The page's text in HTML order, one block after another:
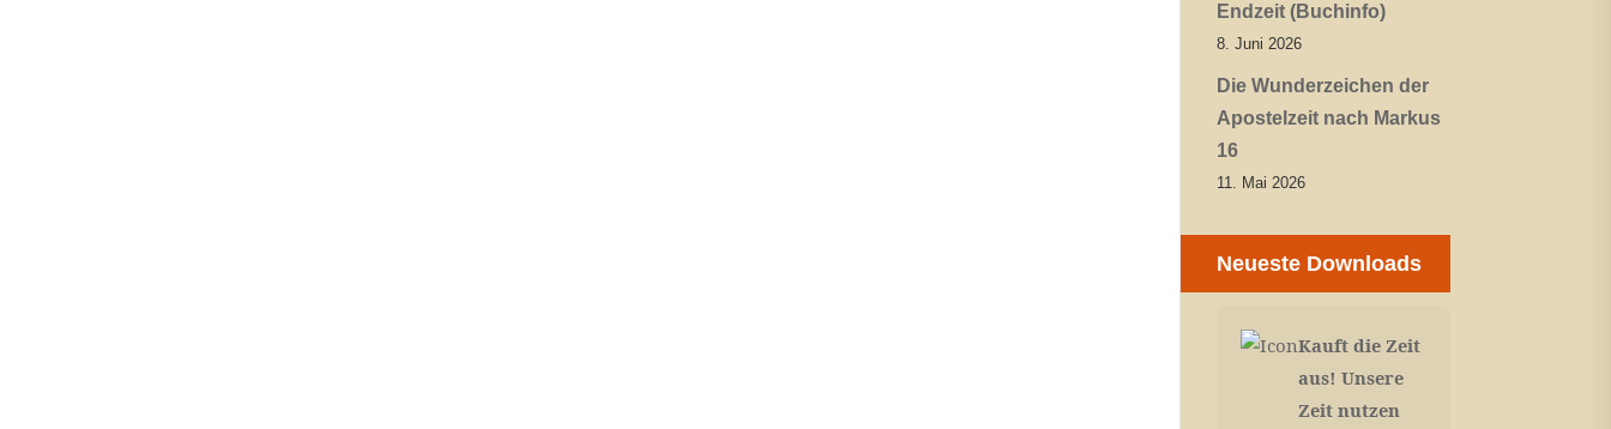
Endzeit (Buchinfo)
8. Juni 2026
Die Wunderzeichen der
Apostelzeit nach Markus
16
11. Mai 2026
Neueste Downloads
Kauft die Zeit
aus! Unsere
Zeit nutzen